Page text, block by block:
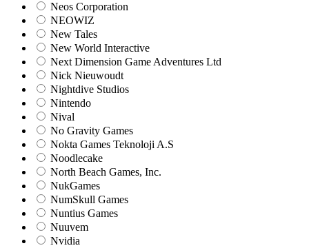
Neos Corporation
NEOWIZ
New Tales
New World Interactive
Next Dimension Game Adventures Ltd
Nick Nieuwoudt
Nightdive Studios
Nintendo
Nival
No Gravity Games
Nokta Games Teknoloji A.S
Noodlecake
North Beach Games, Inc.
NukGames
NumSkull Games
Nuntius Games
Nuuvem
Nvidia